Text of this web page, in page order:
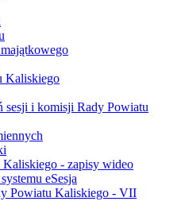
Kaliskiego
sesji i komisji Rady Powiatu
Kaliskiego - zapisy wideo
eSesja
Powiatu Kaliskiego - VII